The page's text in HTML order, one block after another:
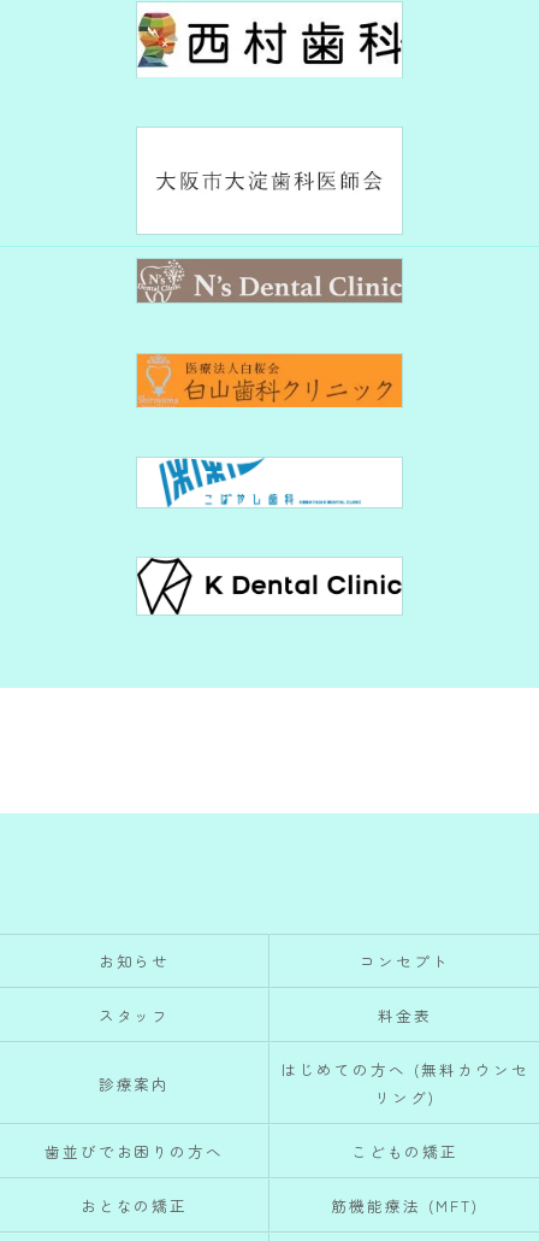
お知らせ コンセプト
スタッフ 料金表
診療案内
はじめての方へ (無料カウンセ
リング)
歯並びでお困りの方へ こどもの矯正
おとなの矯正 筋機能療法 (MFT)